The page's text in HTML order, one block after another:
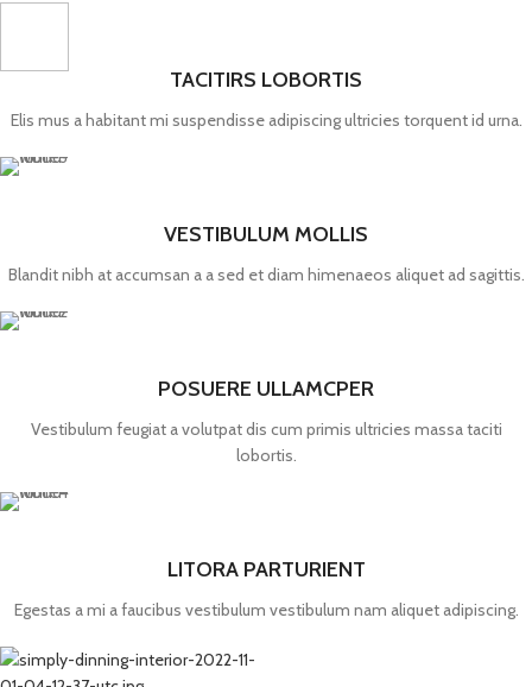
TACITIRS LOBORTIS
Elis mus a habitant mi suspendisse adipiscing ultricies torquent id urna.
VESTIBULUM MOLLIS
Blandit nibh at accumsan a a sed et diam himenaeos aliquet ad sagittis.
POSUERE ULLAMCPER
Vestibulum feugiat a volutpat dis cum primis ultricies massa taciti
lobortis.
LITORA PARTURIENT
Egestas a mi a faucibus vestibulum vestibulum nam aliquet adipiscing.